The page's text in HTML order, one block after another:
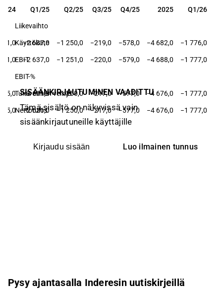
2024 Q1/25 Q2/25 Q3/25 Q4/25 2025 Q1/26
2024 Q1/25 Q2/25 Q3/25 Q4/25 2025 Q1/26
Liikevaihto
Käyttökate
−2 637,0 −1 250,0 −219,0 −578,0 −4 682,0 −1 776,0
EBIT−2 637,0 −1 251,0 −220,0 −579,0 −4 688,0 −1 777,0
EBIT-%
Tulos ennen veroja
−2 631,0 −1 250,0 −217,0 −577,0 −4 676,0 −1 777,0
Nettotulos
−2 631,0 −1 250,0 −217,0 −577,0 −4 676,0 −1 777,0
SISÄÄNKIRJAUTUMINEN VAADITTU
Tämä sisältö on näkyvissä vain
sisäänkirjautuneille käyttäjille
Kirjaudu sisään Luo ilmainen tunnus
Pysy ajantasalla Inderesin uutiskirjeillä